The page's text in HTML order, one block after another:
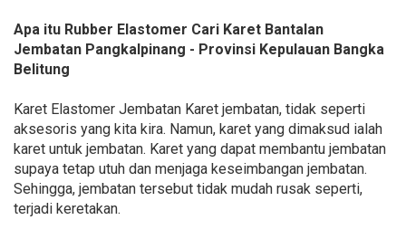
Apa itu Rubber Elastomer Cari Karet Bantalan
Jembatan Pangkalpinang - Provinsi Kepulauan Bangka
Belitung
Karet Elastomer Jembatan Karet jembatan, tidak seperti
aksesoris yang kita kira. Namun, karet yang dimaksud ialah
karet untuk jembatan. Karet yang dapat membantu jembatan
supaya tetap utuh dan menjaga keseimbangan jembatan.
Sehingga, jembatan tersebut tidak mudah rusak seperti,
terjadi keretakan.